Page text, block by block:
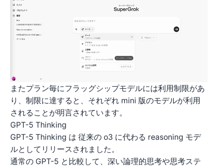
またプラン毎にフラッグシップモデルには利用制限があ
り、制限に達すると、それぞれ mini 版のモデルが利用
されることが明言されています。
GPT-5 Thinking
GPT-5 Thinking は 従来の o3 に代わる reasoning モデ
ルとしてリリースされました。
通常の GPT-5 と比較して、深い論理的思考や思考ステ